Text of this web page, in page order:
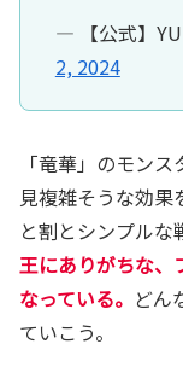
— 【公式】
2, 2024
「竜華」のモン
見複雑そうな効果
と割とシンプル
王にありがちな、
なっている。 どん
ていこう。